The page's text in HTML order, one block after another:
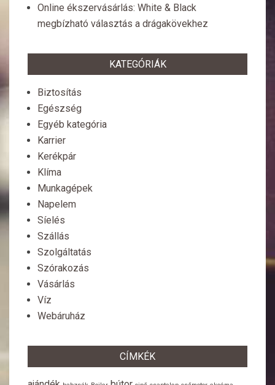
Online ékszervásárlás: White & Black
megbízható választás a drágakövekhez
KATEGÓRIÁK
Biztosítás
Egészség
Egyéb kategória
Karrier
Kerékpár
Klíma
Munkagépek
Napelem
Síelés
Szállás
Szolgáltatás
Szórakozás
Vásárlás
Víz
Webáruház
CÍMKÉK